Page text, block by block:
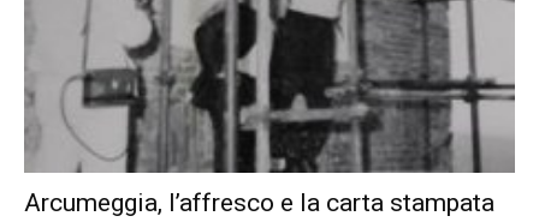
Arcumeggia, l’affresco e la carta stampata